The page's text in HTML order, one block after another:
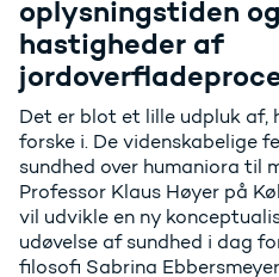
oplysningstiden
hastigheder af
Det er blot et lille udpluk af,
forske i. De videnskabelige
sundhed over humaniora til
Professor Klaus Høyer på
vil udvikle en ny
udøvelse af sundhed i dag
filosofi Sabrina